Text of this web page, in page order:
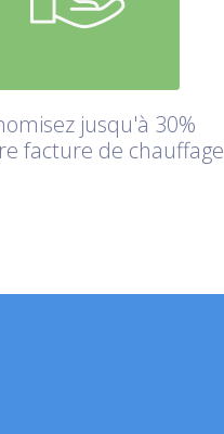
jusqu'à 30%
facture de chauffage